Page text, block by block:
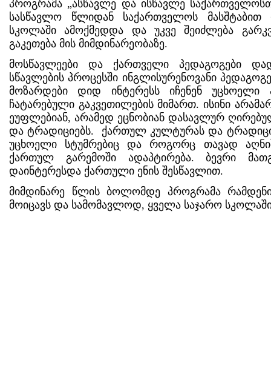
პროგრამა „ასწავლე და ისწავლე
სასწავლო წლიდან საქართველოს მასშტაბით
სკოლაში ამოქმედდა და უკვე შეიძლება
გაკეთება მის მიმდინარეობაზე.
მოსწავლეები და ქართველი პედაგოგები
სწავლების პროცესში ინგლისურენოვანი
მოზარდები დიდ ინტერესს იჩენენ უცხოელი
ჩატარებული გაკვეთილების მიმართ. ისინი
ეუფლებიან, არამედ ეცნობიან დასავლურ
და ტრადიციებს. ქართულ კულტურას და
უცხოელი სტუმრებიც და როგორც თავად
ქართულ გარემოში ადაპტირება. ბევრი
დაინტერესდა ქართული ენის შესწავლით.
მიმდინარე წლის ბოლომდე პროგრამა
მოიცავს და სამომავლოდ, ყველა საჯარო